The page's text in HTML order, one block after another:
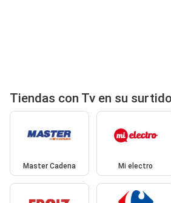
Tiendas con Tv en su surtido
Master Cadena Mi electro